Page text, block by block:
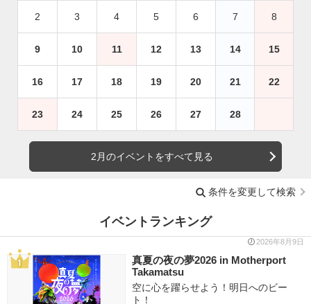
2 3 4 5 6 7 8
9 10 11 12 13 14 15
16 17 18 19 20 21 22
23 24 25 26 27 28
2月のイベントをすべて見る
条件を変更して検索
イベントランキング
2026年8月9日
真夏の夜の夢2026 in Motherport
Takamatsu
空に心を躍らせよう！明日へのビー
ト！